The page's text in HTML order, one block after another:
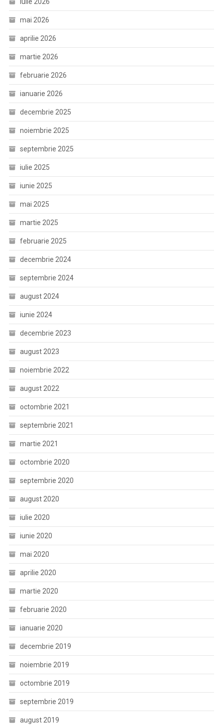
mai 2026
aprilie 2026
martie 2026
februarie 2026
ianuarie 2026
decembrie 2025
noiembrie 2025
septembrie 2025
iulie 2025
iunie 2025
mai 2025
martie 2025
februarie 2025
decembrie 2024
septembrie 2024
august 2024
iunie 2024
decembrie 2023
august 2023
noiembrie 2022
august 2022
octombrie 2021
septembrie 2021
martie 2021
octombrie 2020
septembrie 2020
august 2020
iulie 2020
iunie 2020
mai 2020
aprilie 2020
martie 2020
februarie 2020
ianuarie 2020
decembrie 2019
noiembrie 2019
octombrie 2019
septembrie 2019
august 2019